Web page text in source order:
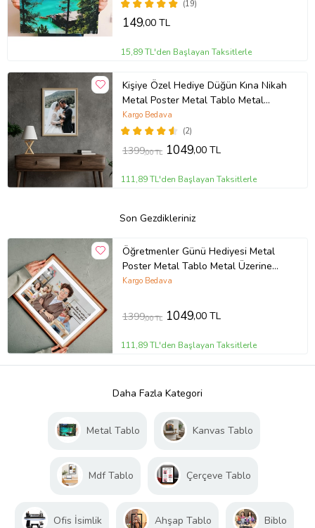
(19)
149,00 TL
15,89 TL'den Başlayan Taksitlerle
Kişiye Özel Hediye Düğün Kına Nikah
Metal Poster Metal Tablo Metal
Üzerine Baskılı Metal Poster Ev
Duvar Dekorasyon
(2)
Kargo Bedava
1399,00 TL 1049,00 TL
111,89 TL'den Başlayan Taksitlerle
Son Gezdikleriniz
Öğretmenler Günü Hediyesi Metal
Poster Metal Tablo Metal Üzerine
Baskılı Metal Poster Ev Duvar
Kargo Bedava
1399,00 TL 1049,00 TL
111,89 TL'den Başlayan Taksitlerle
Daha Fazla Kategori
Metal Tablo Kanvas Tablo
Mdf Tablo Çerçeve Tablo
Ofis İsimlik Ahşap Tablo Biblo